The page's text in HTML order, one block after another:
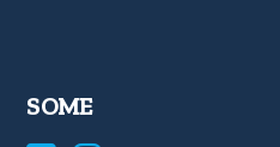
SOME